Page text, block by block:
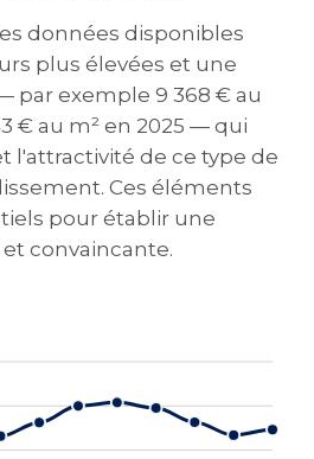
données disponibles
plus élevées et une
par exemple 9 368 € au
€ au m² en 2025 — qui
l'attractivité de ce type de
Ces éléments
pour établir une
convaincante.